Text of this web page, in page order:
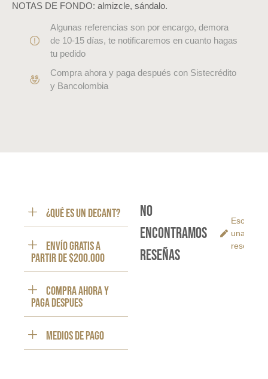
NOTAS DE FONDO: almizcle, sándalo.
Algunas referencias son por encargo, demora
de 10-15 días, te notificaremos en cuanto hagas
tu pedido
Compra ahora y paga después con Sistecrédito
y Bancolombia
¿Qué es un decant?
ENVÍO GRATIS a
partir de $200.000
Compra ahora y
paga despues
Medios de pago
No
encontramos
reseñas
Escribe
una
reseña